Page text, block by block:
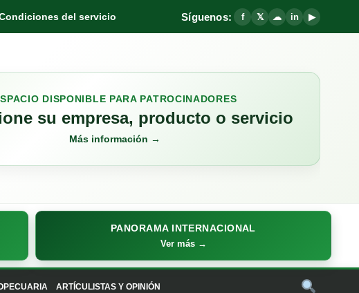
del servicio Síguenos: f 𝕏 ☁ in ▶
DISPONIBLE PARA PATROCINADORES
su empresa, producto o servicio
Más información →
PANORAMA INTERNACIONAL
Ver más →
ARTÍCULISTAS Y OPINIÓN